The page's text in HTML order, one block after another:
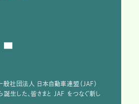
社団法⼈ ⽇本⾃動⾞連盟（JAF）
⽣した、皆さまと JAF をつなぐ新し